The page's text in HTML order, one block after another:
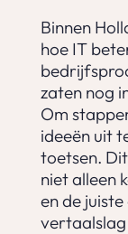
Binnen
hoe IT
zaten nog
Om
ideeën uit
toetsen.
niet alleen
en de